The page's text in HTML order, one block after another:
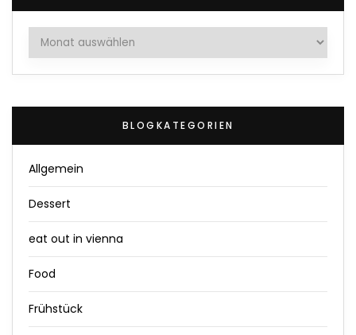
Archiv
BLOGKATEGORIEN
Allgemein
Dessert
eat out in vienna
Food
Frühstück